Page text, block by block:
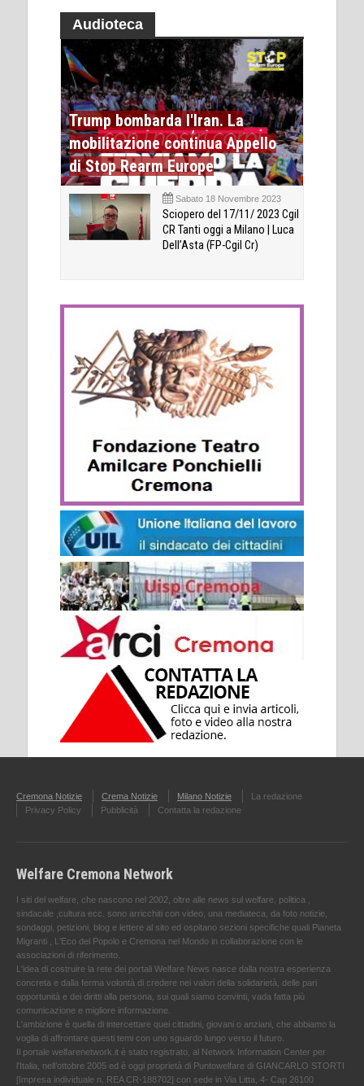
Audioteca
Trump bombarda l'Iran. La
mobilitazione continua Appello
di Stop Rearm Europe
Sabato 18 Novembre 2023
Sciopero del 17/11/ 2023 Cgil
CR Tanti oggi a Milano | Luca
Dell’Asta (FP-Cgil Cr)
Cremona Notizie Crema Notizie Milano Notizie
La redazione
Privacy Policy
Pubblicità Contatta la redazione
Welfare Cremona Network
I siti del welfare, che nascono nel 2002, oltre alle news sul welfare, politica ,
sindacale ,cultura ecc. sono arricchiti con video, una mediateca, da foto notizie,
sondaggi, petizioni, blog e lettere al sito ed ospitano sezioni specifiche quali Pianeta
Migranti , L'Eco del Popolo e Cremona nel Mondo in collaborazione con le
associazioni di riferimento.
L'idea di costruire la rete dei portali Welfare News nasce dalla nostra esperienza
concreta e dalla ferma volontà di credere nei valori della solidarietà, delle pari
opportunità e dei diritti alla persona, sui quali siamo convinti, vada fatta più
comunicazione e migliore informazione.
L'ambizione è quella di intercettare quei cittadini, giovani o anziani, che abbiamo la
voglia di affrontare questi temi con uno sguardo lungo verso il futuro.
Il portale welfarenetwork.it è stato registrato, al Network Information Center per
l'Italia, nell’ottobre 2005 ed è oggi proprietà di Puntowelfare di GIANCARLO STORTI
[Impresa individuale n. REA CR-188702] con sede in Via Litta, 4- Cap 26100